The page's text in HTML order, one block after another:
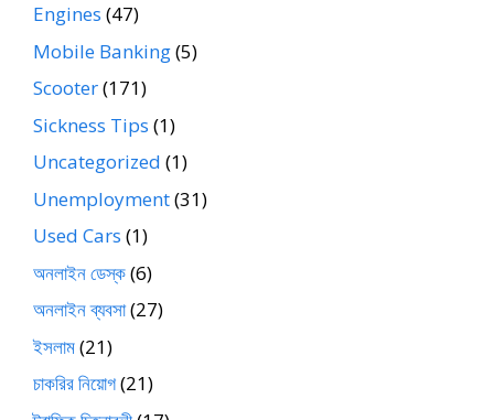
Engines (47)
Mobile Banking(5)
Scooter(171)
Sickness Tips (1)
Uncategorized (1)
Unemployment(31)
Used Cars (1)
অনলাইন ডেস্ক(6)
অনলাইন ব্যবসা(27)
ইসলাম(21)
চাকরির নিয়োগ(21)